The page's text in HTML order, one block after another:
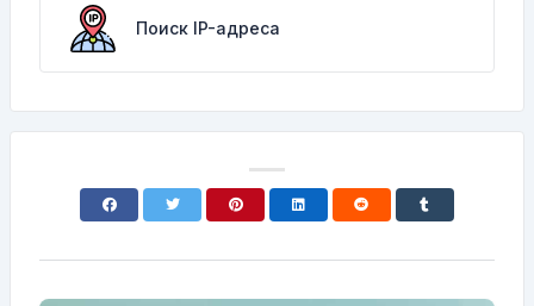
Поиск IP-адреса